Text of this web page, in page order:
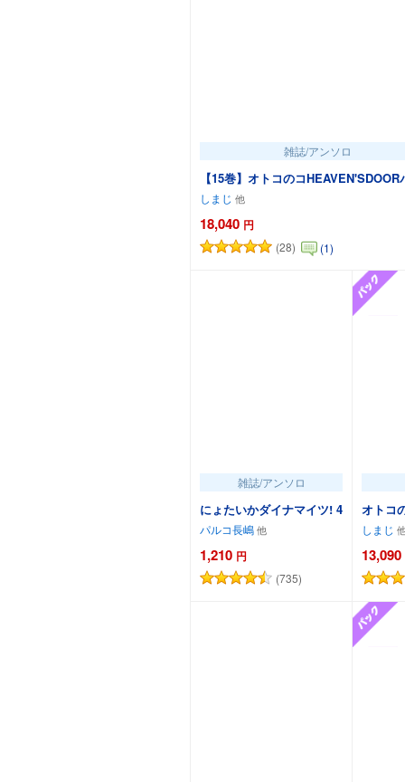
雑誌/アンソロ
【15巻】オトコのコHEAVEN'SDOOR
しまじ
18,040 円
(28) (1)
カートに追加
雑誌/アンソロ
にょたいかダイナマイツ! 4
パルコ長嶋
1,210 円
(735)
カートに追加
オトコ
しまじ
13,090